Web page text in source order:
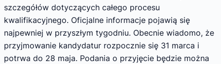
szczegółów dotyczących całego procesu
kwalifikacyjnego. Oficjalne informacje pojawią się
najpewniej w przyszłym tygodniu. Obecnie wiadomo, że
przyjmowanie kandydatur rozpocznie się 31 marca i
potrwa do 28 maja. Podania o przyjęcie będzie można